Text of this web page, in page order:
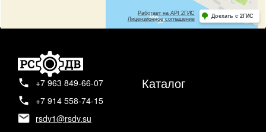
+7 963 849-66-07
+7 914 558-74-15
rsdv1@rsdv.su
Каталог